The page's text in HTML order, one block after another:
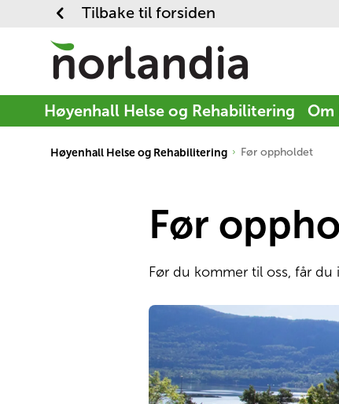
Tilbake til forsiden
Høyenhall Helse og Rehabilitering Om
Høyenhall Helse og Rehabilitering Før oppholdet
Før
Før du kommer til oss, får